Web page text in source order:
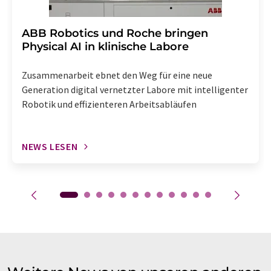
​​​​​​​ABB Robotics und Roche bringen
Physical AI in klinische Labore
Zusammenarbeit ebnet den Weg für eine neue
Generation digital vernetzter Labore mit intelligenter
Robotik und effizienteren Arbeitsabläufen
NEWS LESEN